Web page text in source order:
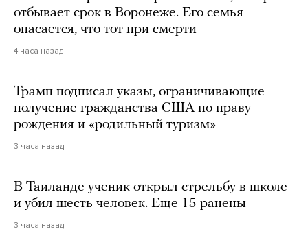
отбывает срок в Воронеже. Его семья
опасается, что тот при смерти
4 часа назад
Трамп подписал указы, ограничивающие
получение гражданства США по праву
рождения и «родильный туризм»
3 часа назад
В Таиланде ученик открыл стрельбу в школе
и убил шесть человек. Еще 15 ранены
3 часа назад